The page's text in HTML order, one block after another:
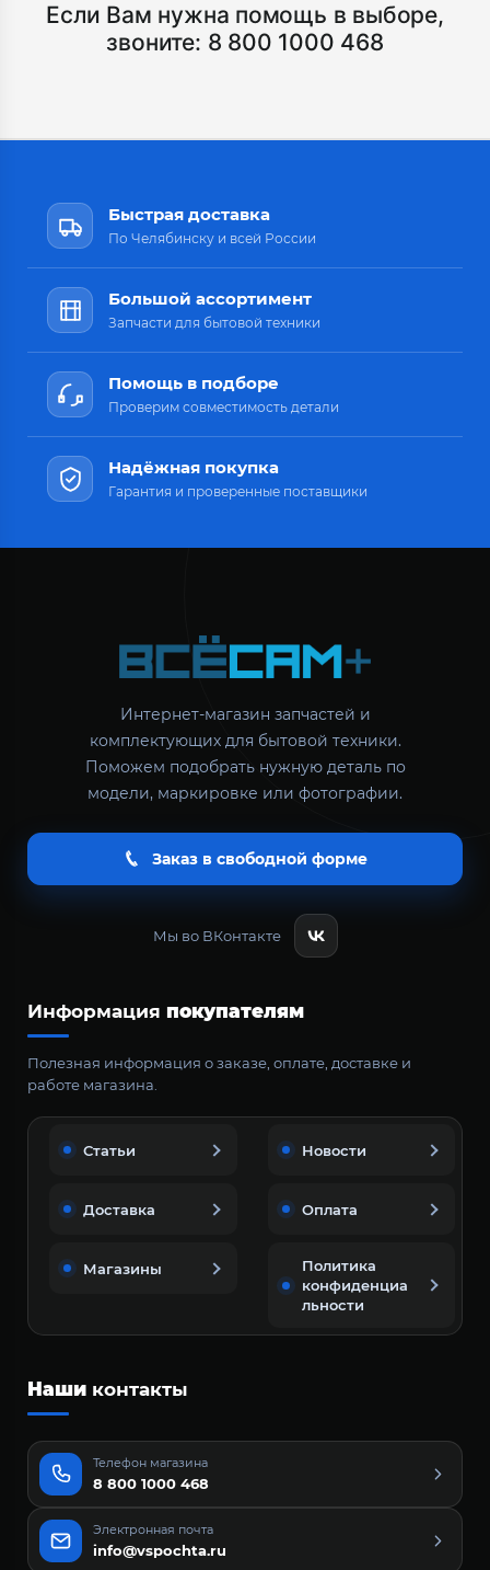
Если Вам нужна помощь в выборе,
звоните: 8 800 1000 468
Быстрая доставка
По Челябинску и всей России
Большой ассортимент
Запчасти для бытовой техники
Помощь в подборе
Проверим совместимость детали
Надёжная покупка
Гарантия и проверенные поставщики
Интернет-магазин запчастей и
комплектующих для бытовой техники.
Поможем подобрать нужную деталь по
модели, маркировке или фотографии.
Заказ в свободной форме
Мы во ВКонтакте
Информация покупателям
Полезная информация о заказе, оплате, доставке и
работе магазина.
Статьи Новости
Доставка Оплата
Магазины
Политика
конфиденциа
льности
Наши контакты
Телефон магазина
8 800 1000 468
Электронная почта
info@vspochta.ru